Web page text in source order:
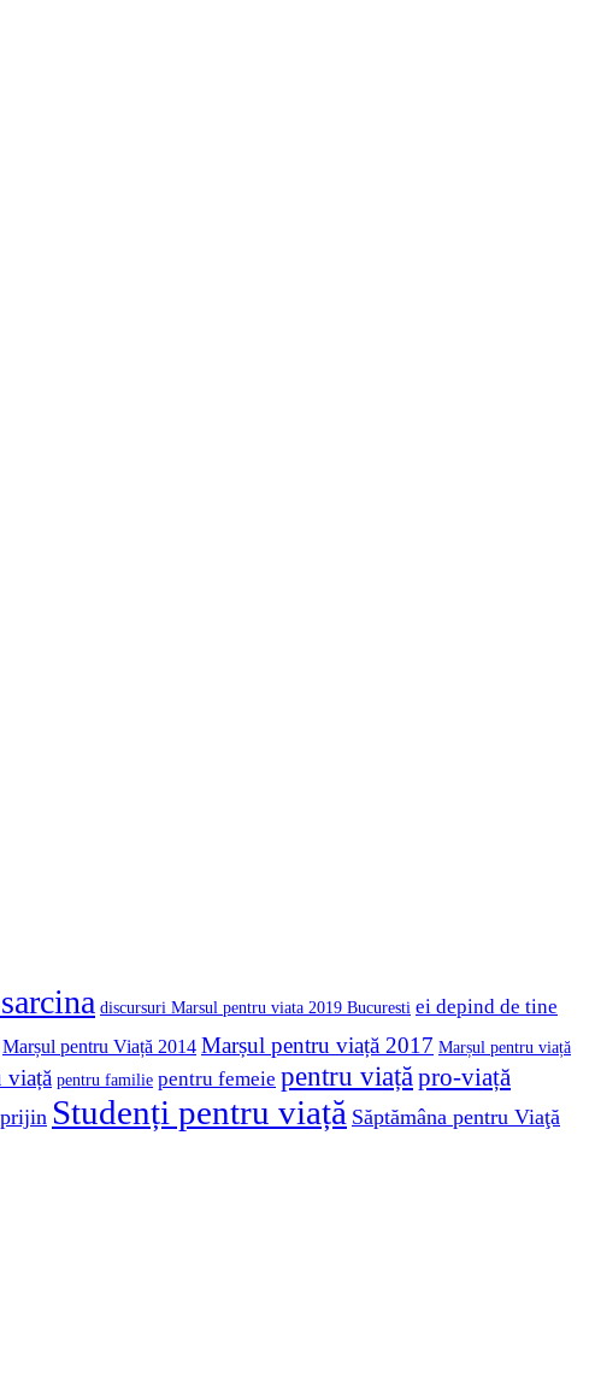
discursuri Marsul pentru viata 2019 Bucuresti ei depind de tine
Marșul pentru Viață 2014 Marșul pentru viață 2017 Marșul pentru viață
viață pentru familie pentru femeie pentru viață pro-viață
Studenți pentru viață Săptămâna pentru Viaţă